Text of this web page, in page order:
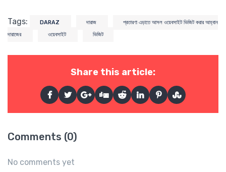
Tags: DARAZ দারাজ
প্রতারণা এড়াতে আসল ওয়েবসাইট ভিজিট করার আহ্বান
দারাজের
ওয়েবসাইট ভিজিট
Share this article:
Comments (0)
No comments yet